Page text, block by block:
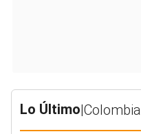
Lo Último|Colombia